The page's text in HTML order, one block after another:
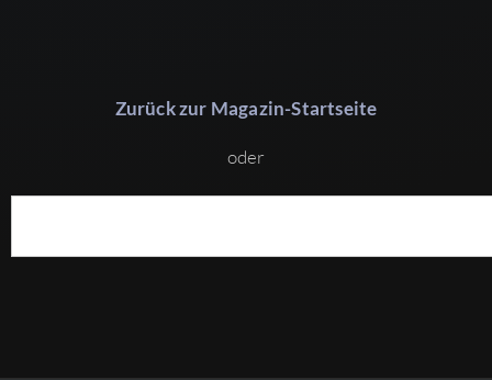
Zurück zur Magazin-Startseite
oder